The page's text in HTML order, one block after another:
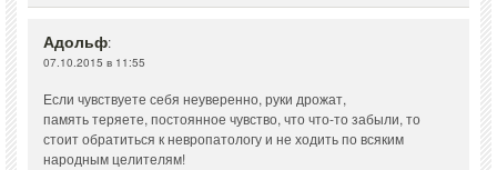
Адольф:
07.10.2015 в 11:55
Если чувствуете себя неуверенно, руки дрожат,
память теряете, постоянное чувство, что что-то забыли, то
стоит обратиться к невропатологу и не ходить по всяким
народным целителям!